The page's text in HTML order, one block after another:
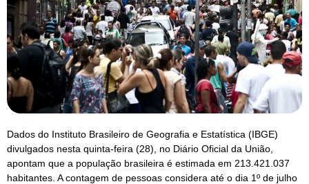
Dados do Instituto Brasileiro de Geografia e Estatística (IBGE)
divulgados nesta quinta-feira (28), no Diário Oficial da União,
apontam que a população brasileira é estimada em 213.421.037
habitantes. A contagem de pessoas considera até o dia 1º de julho